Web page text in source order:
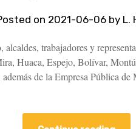
on 2021-06-06by L.
alcaldes, trabajadores y
Huaca, Espejo, Bolívar,
de la Empresa Pública